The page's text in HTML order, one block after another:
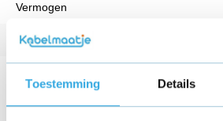
Toestemming Details
Vermogen
Kabellengte